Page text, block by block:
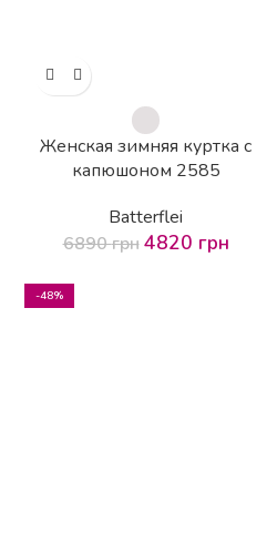
Женская зимняя куртка с
капюшоном 2585
Batterflei
6890грн 4820 грн
-48%